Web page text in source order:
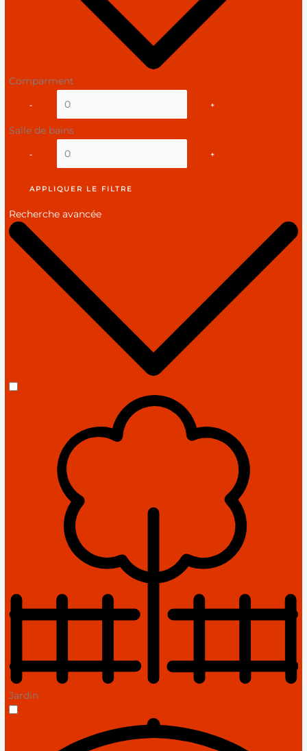
Comparment
- +
Salle de bains
- +
APPLIQUER LE FILTRE
Recherche avancée
Jardin